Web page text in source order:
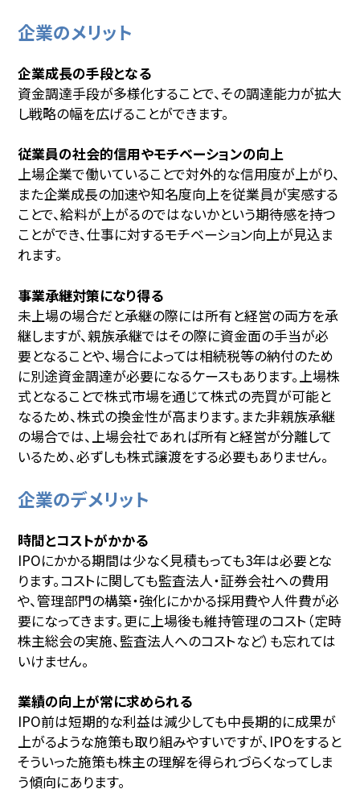
企業のメリット
企業成長の手段となる
資金調達手段が多様化することで、その調達能力が拡大
し戦略の幅を広げることができます。
従業員の社会的信用やモチベーションの向上
上場企業で働いていることで対外的な信用度が上がり、
また企業成長の加速や知名度向上を従業員が実感する
ことで、給料が上がるのではないかという期待感を持つ
ことができ、仕事に対するモチベーション向上が見込ま
れます。
事業承継対策になり得る
未上場の場合だと承継の際には所有と経営の両方を承
継しますが、親族承継ではその際に資金面の手当が必
要となることや、場合によっては相続税等の納付のため
に別途資金調達が必要になるケースもあります。上場株
式となることで株式市場を通じて株式の売買が可能と
なるため、株式の換金性が高まります。また非親族承継
の場合では、上場会社であれば所有と経営が分離して
いるため、必ずしも株式譲渡をする必要もありません。
企業のデメリット
時間とコストがかかる
IPOにかかる期間は少なく見積もっても3年は必要とな
ります。コストに関しても監査法人・証券会社への費用
や、管理部門の構築・強化にかかる採用費や人件費が必
要になってきます。更に上場後も維持管理のコスト（定時
株主総会の実施、監査法人へのコストなど）も忘れては
いけません。
業績の向上が常に求められる
IPO前は短期的な利益は減少しても中長期的に成果が
上がるような施策も取り組みやすいですが、IPOをすると
そういった施策も株主の理解を得られづらくなってしま
う傾向にあります。